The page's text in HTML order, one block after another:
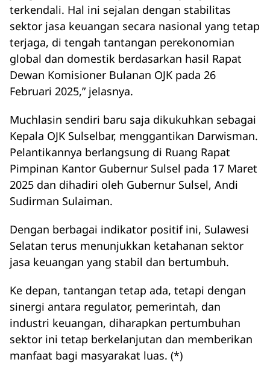
terkendali. Hal ini sejalan dengan stabilitas
sektor jasa keuangan secara nasional yang tetap
terjaga, di tengah tantangan perekonomian
global dan domestik berdasarkan hasil Rapat
Dewan Komisioner Bulanan OJK pada 26
Februari 2025,” jelasnya.
Muchlasin sendiri baru saja dikukuhkan sebagai
Kepala OJK Sulselbar, menggantikan Darwisman.
Pelantikannya berlangsung di Ruang Rapat
Pimpinan Kantor Gubernur Sulsel pada 17 Maret
2025 dan dihadiri oleh Gubernur Sulsel, Andi
Sudirman Sulaiman.
Dengan berbagai indikator positif ini, Sulawesi
Selatan terus menunjukkan ketahanan sektor
jasa keuangan yang stabil dan bertumbuh.
Ke depan, tantangan tetap ada, tetapi dengan
sinergi antara regulator, pemerintah, dan
industri keuangan, diharapkan pertumbuhan
sektor ini tetap berkelanjutan dan memberikan
manfaat bagi masyarakat luas. (*)